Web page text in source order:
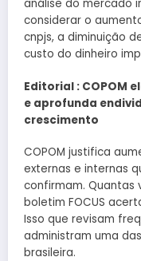
análise do mercado
considerar o
cnpjs, a diminuição
custo do dinheiro
Editorial : COPOM
e aprofunda
crescimento
COPOM justifica
externas e internas
confirmam. Quantas
boletim FOCUS
Isso que revisam
administram uma
brasileira.